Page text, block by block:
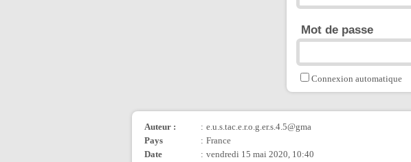
Mot de passe
Connexion automatique
Auteur : : e.u.s.tac.e.r.o.g.er.s.4.5@gma
Pays
: France
Date
: vendredi 15 mai 2020, 10:40